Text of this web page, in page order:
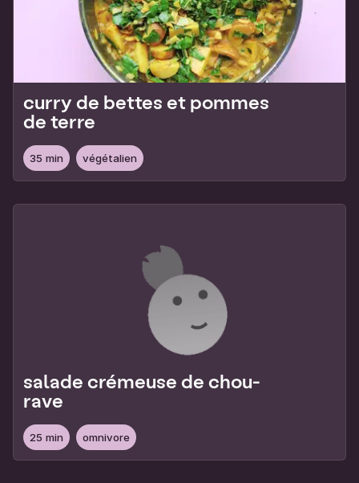
curry de bettes et pommes
de terre
35 min végétalien
salade crémeuse de chou-
rave
25 min omnivore